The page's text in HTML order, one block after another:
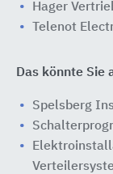
Hager
Telenot
Das könnte Sie
Spelsberg